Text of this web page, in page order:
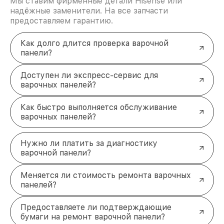
Устанавливается новая конфорка аналогичной
модели.
Ремонт модуля управления
"мозге" устройства влияют на работу всей
панели. Выполняется диагностика и
восстановление схемы.
Диагностика неисправностей
варочных панелей Hisense
Качественный ремонт начинается с точной
диагностики. Мы проверяем питание, состояние
внутренних компонентов, работоспособность
сенсоров и модулей. Специалисты используют
профессиональное оборудование для выявления
скрытых поломок. Такой подход помогает
исключить повторные обращения и обеспечивает
надёжность ремонта.
Преимущества ремонта варочных
панелей Hisense у нас
. Выполняем ремонт в кратчайшие
вернулось к работе.
Оригинальные запчасти. Используем только
надёжные заменители. На все запчасти
предоставляем гарантию.
Как долго длится проверка варочной
панели?
Доступен ли экспресс-сервис для
варочных панелей?
Как быстро выполняется обслуживание
варочных панелей?
Нужно ли платить за диагностику
варочной панели?
Меняется ли стоимость ремонта варочных
панелей?
Предоставляете ли подтверждающие
бумаги на ремонт варочной панели?